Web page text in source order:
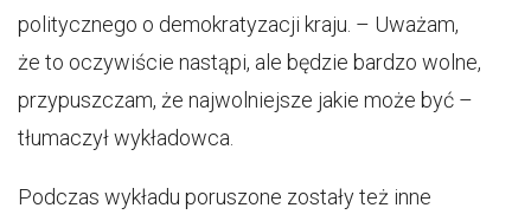
politycznego o demokratyzacji kraju. – Uważam,
że to oczywiście nastąpi, ale będzie bardzo wolne,
przypuszczam, że najwolniejsze jakie może być –
tłumaczył wykładowca.
Podczas wykładu poruszone zostały też inne